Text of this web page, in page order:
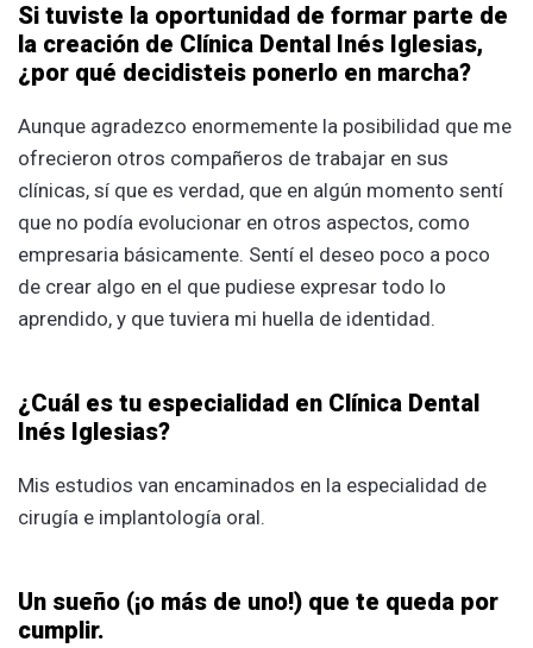
Si tuviste la oportunidad de formar parte de
la creación de Clínica Dental Inés Iglesias,
¿por qué decidisteis ponerlo en marcha?
Aunque agradezco enormemente la posibilidad que me
ofrecieron otros compañeros de trabajar en sus
clínicas, sí que es verdad, que en algún momento sentí
que no podía evolucionar en otros aspectos, como
empresaria básicamente. Sentí el deseo poco a poco
de crear algo en el que pudiese expresar todo lo
aprendido, y que tuviera mi huella de identidad.
¿Cuál es tu especialidad en Clínica Dental
Inés Iglesias?
Mis estudios van encaminados en la especialidad de
cirugía e implantología oral.
Un sueño (¡o más de uno!) que te queda por
cumplir.